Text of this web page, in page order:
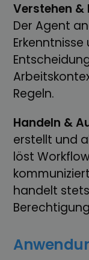
Verstehen &
Der Agent
Regeln.
Handeln &
erstellt und
löst
handelt